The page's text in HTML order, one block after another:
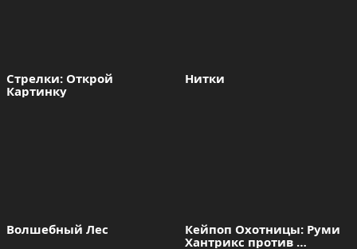
Стрелки: Открой
Картинку
Нитки
Волшебный Лес
Кейпоп Охотницы: Руми
Хантрикс против